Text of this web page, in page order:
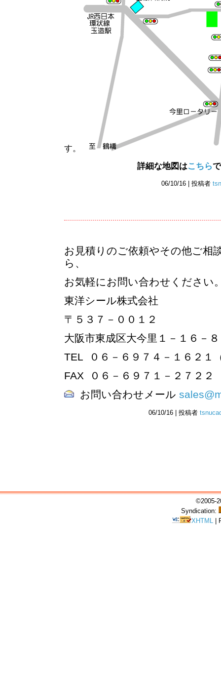
す。
詳細な地図はこちら
06/10/16 | 投稿者
お見積りのご依頼やその他ご相
ら、
お気軽にお問い合わせください
東洋シール株式会社
〒５３７－００１２
大阪市東成区大今里１－１
TEL ０６－６９７４－１６２１
FAX ０６－６９７１－
お問い合わせメール
06/10/16 | 投稿者
©2005-
Syndication:
XHTML